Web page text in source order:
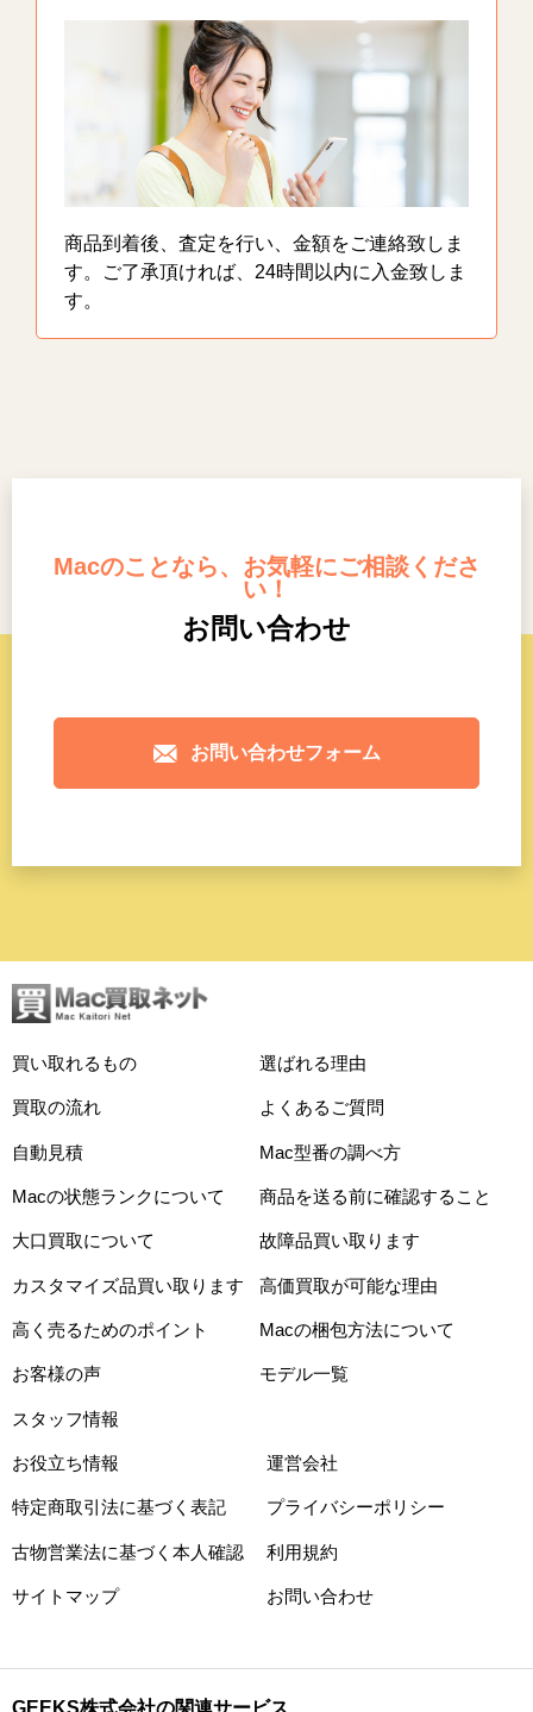
商品到着後、査定を行い、金額をご連絡致しま
す。ご了承頂ければ、24時間以内に入金致しま
す。
Macのことなら、お気軽にご相談くださ
い！
お問い合わせ
お問い合わせフォーム
買い取れるもの 選ばれる理由
買取の流れ よくあるご質問
自動見積 Mac型番の調べ方
Macの状態ランクについて 商品を送る前に確認すること
大口買取について 故障品買い取ります
カスタマイズ品買い取ります 高価買取が可能な理由
高く売るためのポイント Macの梱包方法について
お客様の声 モデル一覧
スタッフ情報
お役立ち情報 運営会社
特定商取引法に基づく表記 プライバシーポリシー
古物営業法に基づく本人確認 利用規約
サイトマップ お問い合わせ
GEEKS株式会社の関連サービス